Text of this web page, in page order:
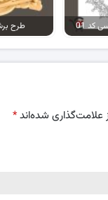
کد 01 طرح
علامت‌گذاری شده‌اند*